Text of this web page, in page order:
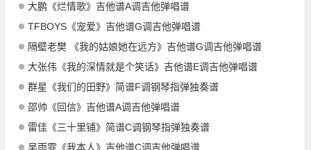
大鹏《烂情歌》吉他谱A调吉他弹唱谱
TFBOYS《宠爱》吉他谱G调吉他弹唱谱
隔壁老樊 《我的姑娘她在远方》吉他谱G调吉他弹唱谱
大张伟《我的深情就是个笑话》吉他谱E调吉他弹唱谱
群星《我们的田野》简谱F调钢琴指弹独奏谱
邵帅《回信》吉他谱A调吉他弹唱谱
雷佳《三十里铺》简谱C调钢琴指弹独奏谱
吴雨霏《我本人》吉他谱C调吉他弹唱谱